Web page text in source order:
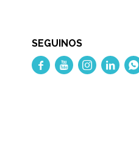
SEGUINOS
    